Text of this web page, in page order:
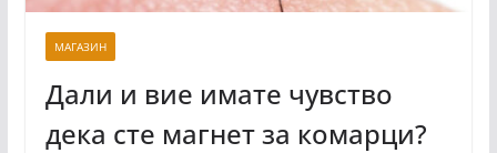
МАГАЗИН
Дали и вие имате чувство
дека сте магнет за комарци?